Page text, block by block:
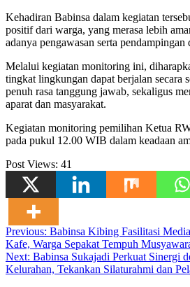
Kehadiran Babinsa dalam kegiatan
positif dari warga, yang merasa lebih
adanya pengawasan serta
Melalui kegiatan monitoring ini,
tingkat lingkungan dapat berjalan secara
penuh rasa tanggung jawab, sekaligus
aparat dan masyarakat.
Kegiatan monitoring pemilihan Ketua
pada pukul 12.00 WIB dalam keadaan
Post Views: 41
Navigasi
pos
Previous: Babinsa Kibing Fasilitasi
Kafe, Warga Sepakat Tempuh
Next: Babinsa Sukajadi Perkuat Sinergi
Kelurahan, Tekankan Silaturahmi dan